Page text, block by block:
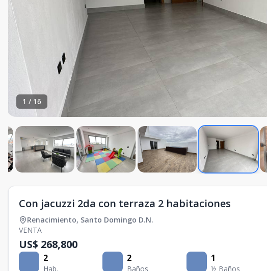
1 / 16
Con jacuzzi 2da con terraza 2 habitaciones
Renacimiento, Santo Domingo D.N.
VENTA
US$ 268,800
2
Hab.
2
Baños
1
½ Baños